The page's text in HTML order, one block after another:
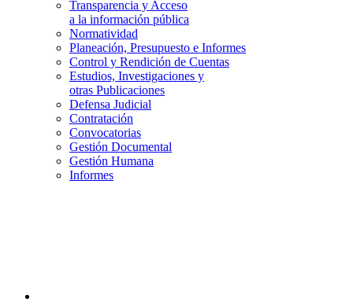
Transparencia y Acceso
a la información pública
Normatividad
Planeación, Presupuesto e Informes
Control y Rendición de Cuentas
Estudios, Investigaciones y
otras Publicaciones
Defensa Judicial
Contratación
Convocatorias
Gestión Documental
Gestión Humana
Informes